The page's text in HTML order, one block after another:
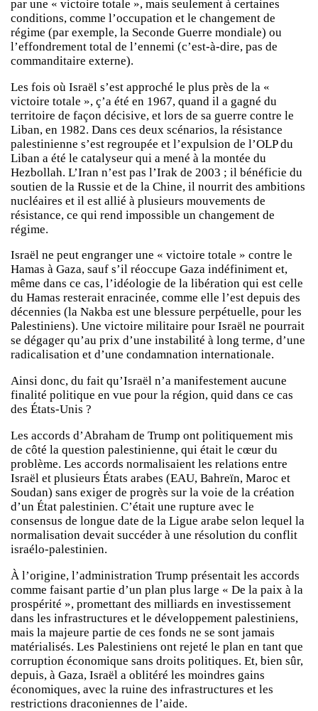
par une « victoire totale », mais seulement à certaines
conditions, comme l’occupation et le changement de
régime (par exemple, la Seconde Guerre mondiale) ou
l’effondrement total de l’ennemi (c’est-à-dire, pas de
commanditaire externe).
Les fois où Israël s’est approché le plus près de la «
victoire totale », ç’a été en 1967, quand il a gagné du
territoire de façon décisive, et lors de sa guerre contre le
Liban, en 1982. Dans ces deux scénarios, la résistance
palestinienne s’est regroupée et l’expulsion de l’OLP du
Liban a été le catalyseur qui a mené à la montée du
Hezbollah. L’Iran n’est pas l’Irak de 2003 ; il bénéficie du
soutien de la Russie et de la Chine, il nourrit des ambitions
nucléaires et il est allié à plusieurs mouvements de
résistance, ce qui rend impossible un changement de
régime.
Israël ne peut engranger une « victoire totale » contre le
Hamas à Gaza, sauf s’il réoccupe Gaza indéfiniment et,
même dans ce cas, l’idéologie de la libération qui est celle
du Hamas resterait enracinée, comme elle l’est depuis des
décennies (la Nakba est une blessure perpétuelle, pour les
Palestiniens). Une victoire militaire pour Israël ne pourrait
se dégager qu’au prix d’une instabilité à long terme, d’une
radicalisation et d’une condamnation internationale.
Ainsi donc, du fait qu’Israël n’a manifestement aucune
finalité politique en vue pour la région, quid dans ce cas
des États-Unis ?
Les accords d’Abraham de Trump ont politiquement mis
de côté la question palestinienne, qui était le cœur du
problème. Les accords normalisaient les relations entre
Israël et plusieurs États arabes (EAU, Bahreïn, Maroc et
Soudan) sans exiger de progrès sur la voie de la création
d’un État palestinien. C’était une rupture avec le
consensus de longue date de la Ligue arabe selon lequel la
normalisation devait succéder à une résolution du conflit
israélo-palestinien.
À l’origine, l’administration Trump présentait les accords
comme faisant partie d’un plan plus large « De la paix à la
prospérité », promettant des milliards en investissement
dans les infrastructures et le développement palestiniens,
mais la majeure partie de ces fonds ne se sont jamais
matérialisés. Les Palestiniens ont rejeté le plan en tant que
corruption économique sans droits politiques. Et, bien sûr,
depuis, à Gaza, Israël a oblitéré les moindres gains
économiques, avec la ruine des infrastructures et les
restrictions draconiennes de l’aide.